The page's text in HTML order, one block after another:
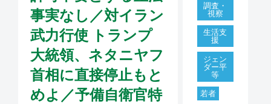
事実なし／対イラン
武力行使 トランプ
大統領、ネタニヤフ
首相に直接停止もと
めよ／予備自衛官特
調査・
視察
生活支
援
ジェン
ダー平
等
若者